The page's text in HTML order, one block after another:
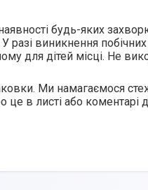
будь-яких
виникнення побічних
для дітей місці. Не
Ми намагаємося
це в листі або